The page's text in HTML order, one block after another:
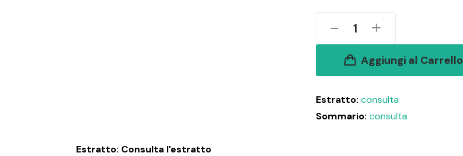
1
Aggiungi al Carrello
Estratto: consulta
Sommario: consulta
Estratto: Consulta l'estratto